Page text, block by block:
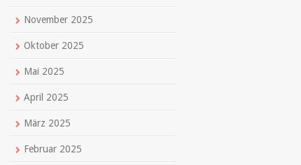
November 2025
Oktober 2025
Mai 2025
April 2025
März 2025
Februar 2025